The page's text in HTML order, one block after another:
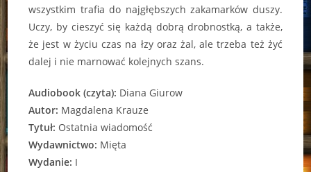
wszystkim trafia do najgłębszych zakamarków duszy.
Uczy, by cieszyć się każdą dobrą drobnostką, a także,
że jest w życiu czas na łzy oraz żal, ale trzeba też żyć
dalej i nie marnować kolejnych szans.
Audiobook (czyta): Diana Giurow
Autor: Magdalena Krauze
Tytuł: Ostatnia wiadomość
Wydawnictwo: Mięta
Wydanie: I